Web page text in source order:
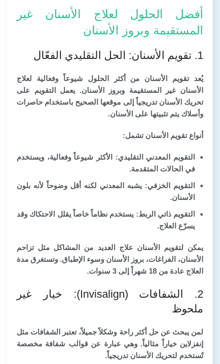
أفضل الحلول لعلاج الأسنان غير
المستقيمة وبروز الأسنان
1. تقويم الأسنان: الحل التقليدي الفعّال
يُعد تقويم الأسنان من أكثر الحلول شيوعاً وفعالية لعلاج
الأسنان غير المستقيمة وبروز الأسنان. يعمل التقويم على
تحريك الأسنان تدريجياً إلى موقعها الصحيح باستخدام حاصرات
وأسلاك يتم تثبيتها على الأسنان.
أنواع تقويم الأسنان تشمل:
التقويم المعدني التقليدي: الأكثر شيوعاً وفعالية، ويستخدم
في الحالات المتقدمة.
التقويم الخزفي: يشبه المعدني لكنه أقل وضوحاً لأنه بلون
الأسنان.
التقويم ذاتي الربط: يستخدم نظاماً خاصاً يقلل الاحتكاك وقد
يسرّع العلاج.
يمكن لتقويم الأسنان علاج العديد من المشاكل مثل تزاحم
الأسنان، الفراغات، بروز الأسنان وسوء الإطباق. وتستغرق مدة
العلاج عادة من 18 شهراً إلى 3 سنوات.
2. الشفافات (Invisalign): خيار غير
ملحوظ
لمن يبحث عن حل أكثر راحة وشكلاً جميلاً، تعتبر الشفافات مثل
إنفزلاين خياراً مثالياً. وهي عبارة عن قوالب شفافة مخصصة
تُستخدم لتحريك الأسنان تدريجياً.